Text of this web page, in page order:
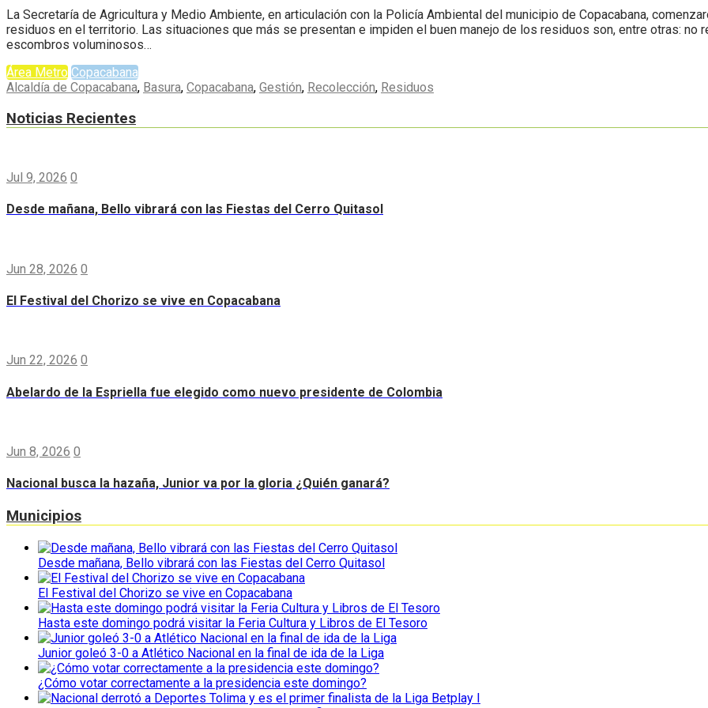
La Secretaría de Agricultura y Medio Ambiente, en articulación con la Policía Ambiental del municipio de Copacabana,
residuos en el territorio. Las situaciones que más se presentan e impiden el buen manejo de los residuos son, entre otras:
escombros voluminosos…
Área Metro Copacabana
Alcaldía de Copacabana, Basura, Copacabana, Gestión, Recolección, Residuos
Noticias Recientes
Jul 9, 2026 0
Desde mañana, Bello vibrará con las Fiestas del Cerro Quitasol
Jun 28, 2026 0
El Festival del Chorizo se vive en Copacabana
Jun 22, 2026 0
Abelardo de la Espriella fue elegido como nuevo presidente de Colombia
Jun 8, 2026 0
Nacional busca la hazaña, Junior va por la gloria ¿Quién ganará?
Municipios
Desde mañana, Bello vibrará con las Fiestas del Cerro Quitasol
El Festival del Chorizo se vive en Copacabana
Hasta este domingo podrá visitar la Feria Cultura y Libros de El Tesoro
Junior goleó 3-0 a Atlético Nacional en la final de ida de la Liga
¿Cómo votar correctamente a la presidencia este domingo?